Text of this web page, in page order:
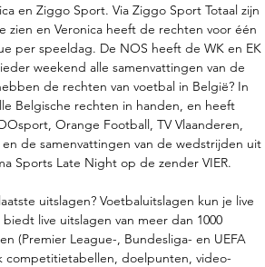
en Ziggo Sport. Via Ziggo Sport Totaal zijn
zien en Veronica heeft de rechten voor één
per speeldag. De NOS heeft de WK en EK
weekend alle samenvattingen van de
de rechten van voetbal in België? In
Belgische rechten in handen, en heeft
Orange Football, TV Vlaanderen,
de samenvattingen van de wedstrijden uit
Sports Late Night op de zender VIER.
uitslagen? Voetbaluitslagen kun je live
live uitslagen van meer dan 1000
(Premier League-, Bundesliga- en UEFA
competitietabellen, doelpunten, video-